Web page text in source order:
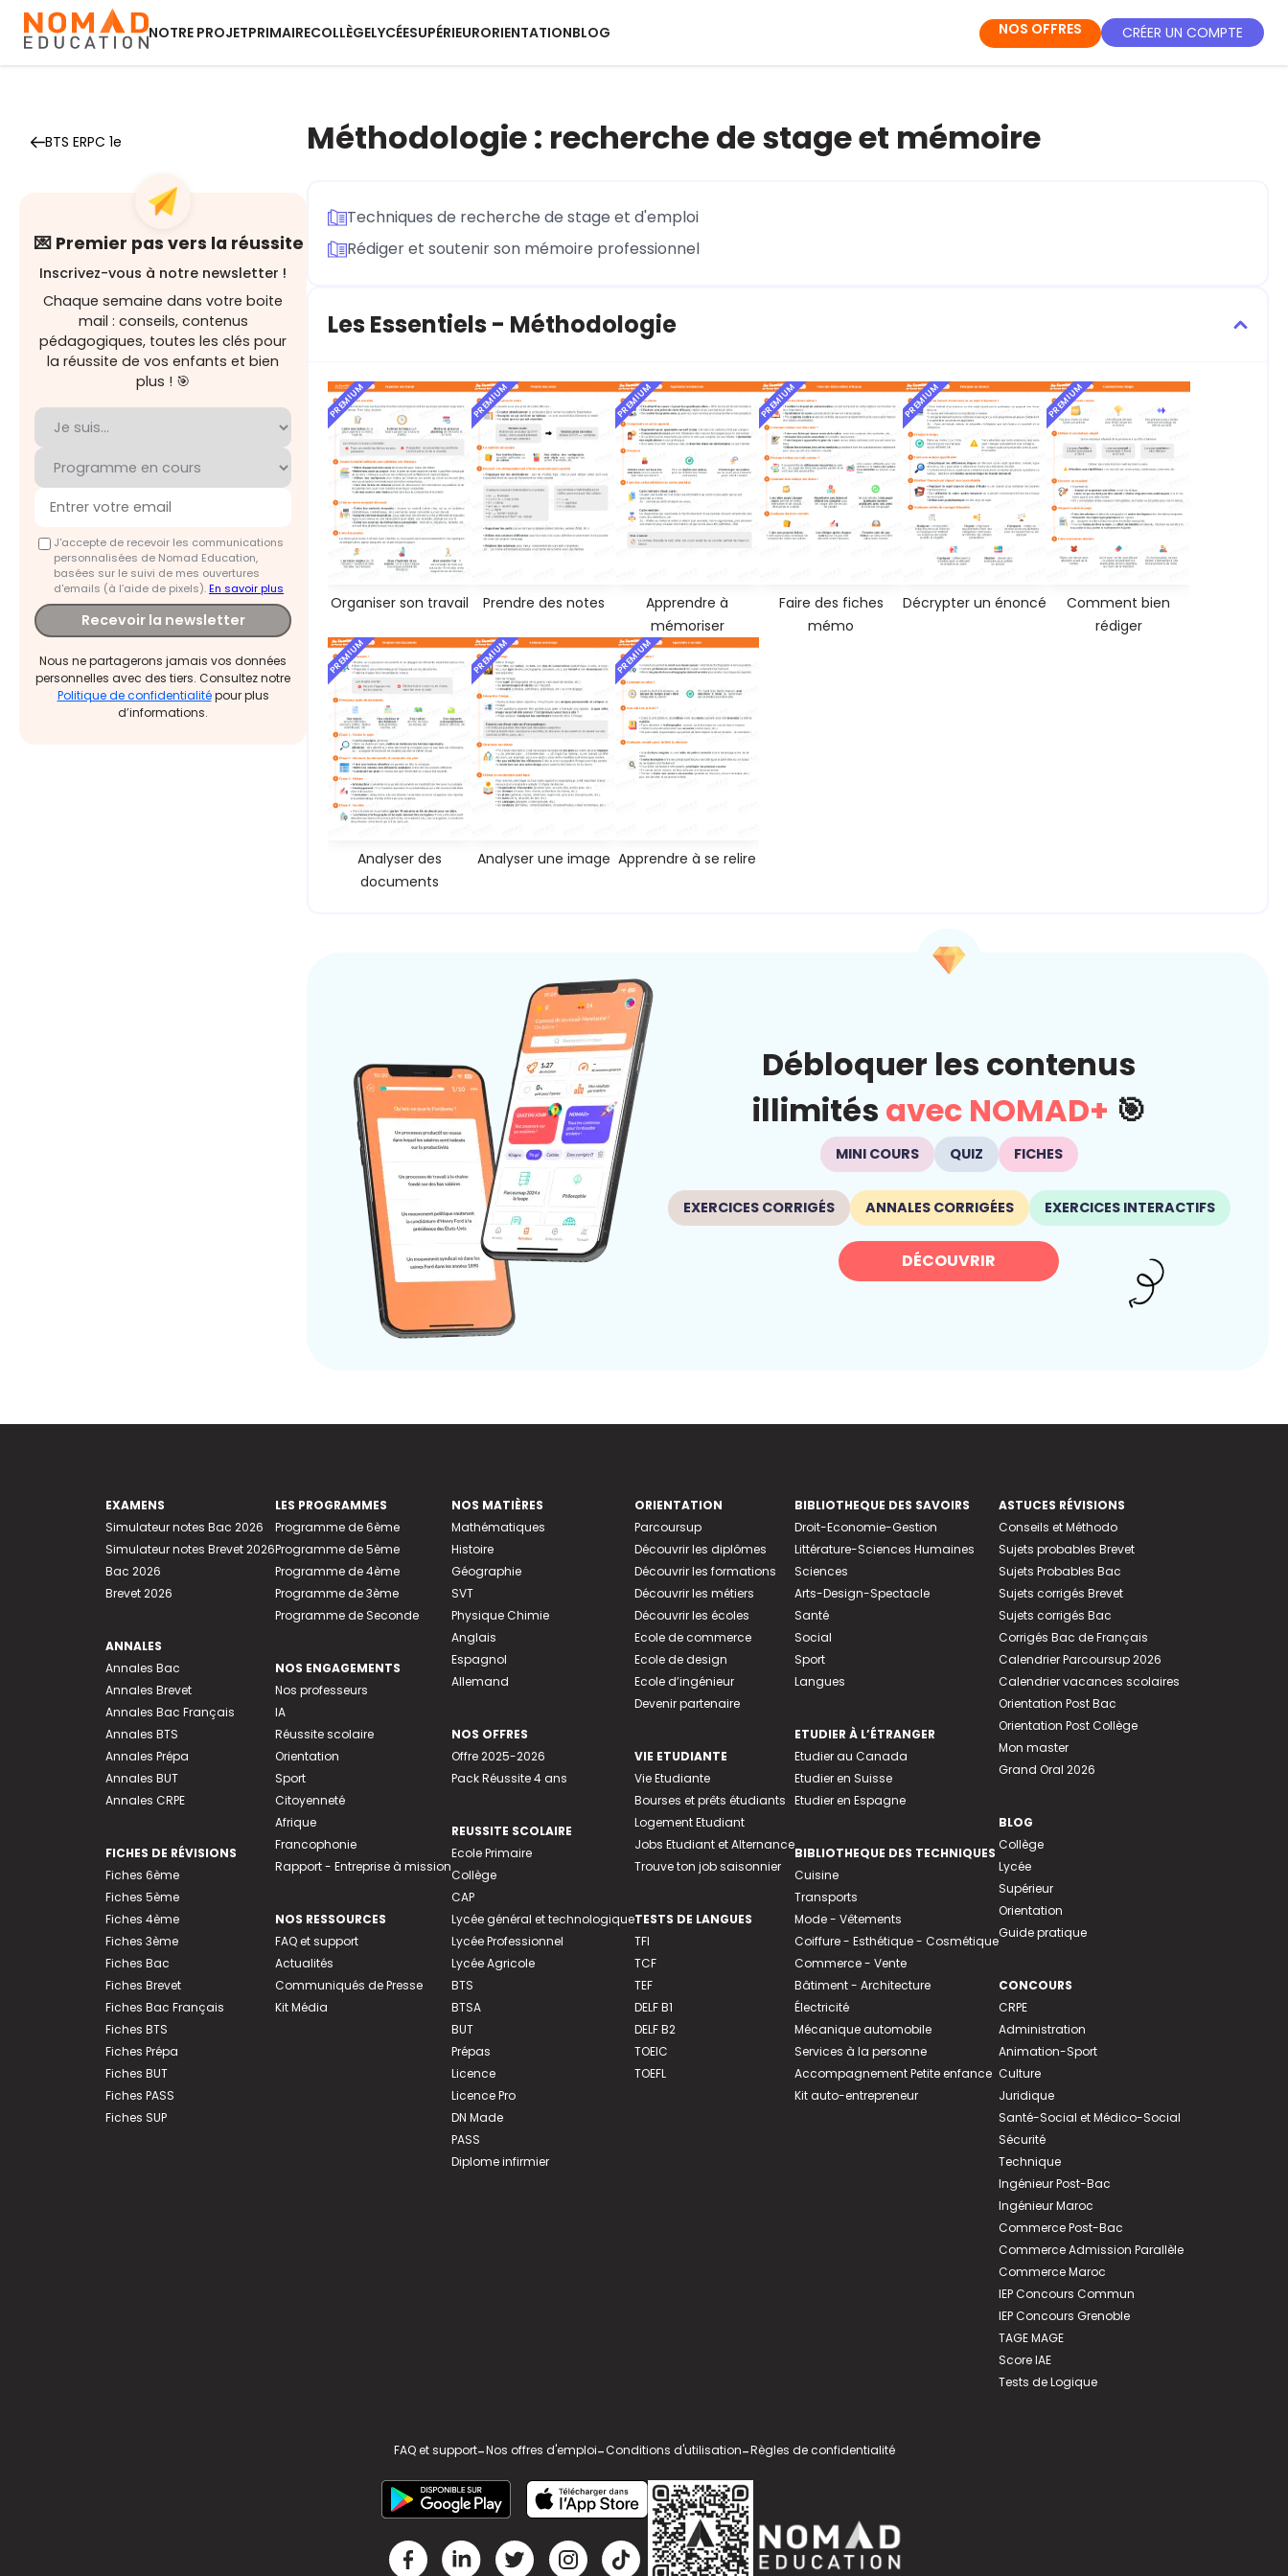
NOTRE PROJETPRIMAIRECOLLÈGELYCÉESUPÉRIEURORIENTATIONBLOG NOS OFFRES CRÉER UN COMPTE
BTS ERPC 1e
💌 Premier pas vers la réussite
Inscrivez-vous à notre newsletter !
Chaque semaine dans votre boite
mail : conseils, contenus
pédagogiques, toutes les clés pour
la réussite de vos enfants et bien
plus ! 🎯
J'accepte de recevoir les communications
personnalisées de Nomad Education,
basées sur le suivi de mes ouvertures
d'emails (à l’aide de pixels).En savoir plus
Recevoir la newsletter
Nous ne partagerons jamais vos données
personnelles avec des tiers. Consultez notre
Politique de confidentialitépour plus
d’informations.
Méthodologie : recherche de stage et mémoire
Techniques de recherche de stage et d'emploi
Rédiger et soutenir son mémoire professionnel
Les Essentiels - Méthodologie
PREMIUM
Organiser son travail
PREMIUM
Prendre des notes
PREMIUM
Apprendre à
mémoriser
PREMIUM
Faire des fiches
mémo
PREMIUM
Décrypter un énoncé
PREMIUM
Comment bien
rédiger
PREMIUM
Analyser des
documents
PREMIUM
Analyser une image
PREMIUM
Apprendre à se relire
Débloquer les contenus
illimités avec NOMAD+ 🎯
MINI COURS QUIZ FICHES
EXERCICES CORRIGÉS ANNALES CORRIGÉES EXERCICES INTERACTIFS
DÉCOUVRIR
EXAMENS
Simulateur notes Bac 2026
Simulateur notes Brevet 2026
Bac 2026
Brevet 2026
ANNALES
Annales Bac
Annales Brevet
Annales Bac Français
Annales BTS
Annales Prépa
Annales BUT
Annales CRPE
FICHES DE RÉVISIONS
Fiches 6ème
Fiches 5ème
Fiches 4ème
Fiches 3ème
Fiches Bac
Fiches Brevet
Fiches Bac Français
Fiches BTS
Fiches Prépa
Fiches BUT
Fiches PASS
Fiches SUP
LES PROGRAMMES
Programme de 6ème
Programme de 5ème
Programme de 4ème
Programme de 3ème
Programme de Seconde
NOS ENGAGEMENTS
Nos professeurs
IA
Réussite scolaire
Orientation
Sport
Citoyenneté
Afrique
Francophonie
Rapport - Entreprise à mission
NOS RESSOURCES
FAQ et support
Actualités
Communiqués de Presse
Kit Média
NOS MATIÈRES
Mathématiques
Histoire
Géographie
SVT
Physique Chimie
Anglais
Espagnol
Allemand
NOS OFFRES
Offre 2025-2026
Pack Réussite 4 ans
REUSSITE SCOLAIRE
Ecole Primaire
Collège
CAP
Lycée général et technologique
Lycée Professionnel
Lycée Agricole
BTS
BTSA
BUT
Prépas
Licence
Licence Pro
DN Made
PASS
Diplome infirmier
ORIENTATION
Parcoursup
Découvrir les diplômes
Découvrir les formations
Découvrir les métiers
Découvrir les écoles
Ecole de commerce
Ecole de design
Ecole d’ingénieur
Devenir partenaire
VIE ETUDIANTE
Vie Etudiante
Bourses et prêts étudiants
Logement Etudiant
Jobs Etudiant et Alternance
Trouve ton job saisonnier
TESTS DE LANGUES
TFI
TCF
TEF
DELF B1
DELF B2
TOEIC
TOEFL
BIBLIOTHEQUE DES SAVOIRS
Droit-Economie-Gestion
Littérature-Sciences Humaines
Sciences
Arts-Design-Spectacle
Santé
Social
Sport
Langues
ETUDIER À L’ÉTRANGER
Etudier au Canada
Etudier en Suisse
Etudier en Espagne
BIBLIOTHEQUE DES TECHNIQUES
Cuisine
Transports
Mode - Vêtements
Coiffure - Esthétique - Cosmétique
Commerce - Vente
Bâtiment - Architecture
Électricité
Mécanique automobile
Services à la personne
Accompagnement Petite enfance
Kit auto-entrepreneur
ASTUCES RÉVISIONS
Conseils et Méthodo
Sujets probables Brevet
Sujets Probables Bac
Sujets corrigés Brevet
Sujets corrigés Bac
Corrigés Bac de Français
Calendrier Parcoursup 2026
Calendrier vacances scolaires
Orientation Post Bac
Orientation Post Collège
Mon master
Grand Oral 2026
BLOG
Collège
Lycée
Supérieur
Orientation
Guide pratique
CONCOURS
CRPE
Administration
Animation-Sport
Culture
Juridique
Santé-Social et Médico-Social
Sécurité
Technique
Ingénieur Post-Bac
Ingénieur Maroc
Commerce Post-Bac
Commerce Admission Parallèle
Commerce Maroc
IEP Concours Commun
IEP Concours Grenoble
TAGE MAGE
Score IAE
Tests de Logique
FAQ et support-Nos offres d'emploi-Conditions d'utilisation-Règles de confidentialité